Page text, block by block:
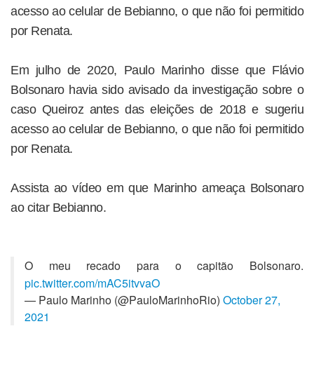
acesso ao celular de Bebianno, o que não foi permitido
por Renata.
Em julho de 2020, Paulo Marinho disse que Flávio
Bolsonaro havia sido avisado da investigação sobre o
caso Queiroz antes das eleições de 2018 e sugeriu
acesso ao celular de Bebianno, o que não foi permitido
por Renata.
Assista ao vídeo em que Marinho ameaça Bolsonaro
ao citar Bebianno.
O meu recado para o capitão Bolsonaro.
pic.twitter.com/mAC5itvvaO
— Paulo Marinho (@PauloMarinhoRio) October 27,
2021